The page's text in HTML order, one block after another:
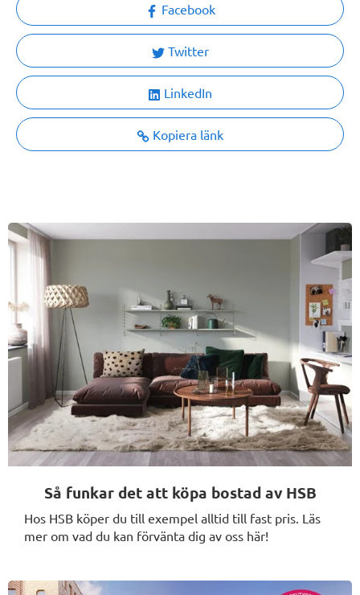
Facebook
Twitter
LinkedIn
Kopiera länk
Så funkar det att köpa bostad av HSB
Hos HSB köper du till exempel alltid till fast pris. Läs
mer om vad du kan förvänta dig av oss här!